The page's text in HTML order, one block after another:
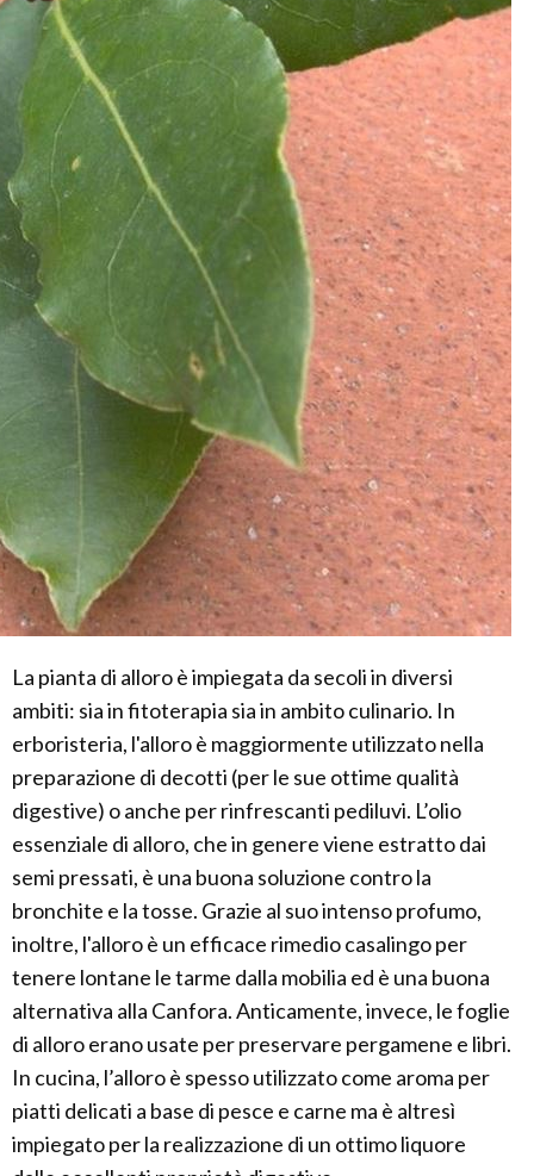
La pianta di alloro è impiegata da secoli in diversi
ambiti: sia in fitoterapia sia in ambito culinario. In
erboristeria, l'alloro è maggiormente utilizzato nella
preparazione di decotti (per le sue ottime qualità
digestive) o anche per rinfrescanti pediluvi. L’olio
essenziale di alloro, che in genere viene estratto dai
semi pressati, è una buona soluzione contro la
bronchite e la tosse. Grazie al suo intenso profumo,
inoltre, l'alloro è un efficace rimedio casalingo per
tenere lontane le tarme dalla mobilia ed è una buona
alternativa alla Canfora. Anticamente, invece, le foglie
di alloro erano usate per preservare pergamene e libri.
In cucina, l’alloro è spesso utilizzato come aroma per
piatti delicati a base di pesce e carne ma è altresì
impiegato per la realizzazione di un ottimo liquore